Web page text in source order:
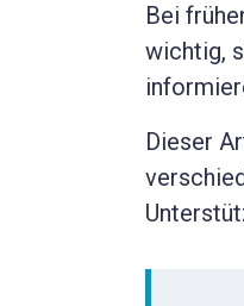
Bei
wichtig,
Dieser